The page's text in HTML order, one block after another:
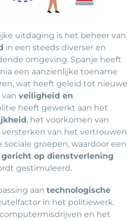
uitdaging is het beheer van
in een steeds diverser en
omgeving. Spanje heeft
een aanzienlijke toename
wat heeft geleid tot nieuwe
veiligheid en
heeft gewerkt aan het
, het voorkomen van
van het vertrouwen
groepen, waardoor een
op dienstverlening
gestimuleerd.
aan technologische
in het politiewerk.
computermisdrijven en het